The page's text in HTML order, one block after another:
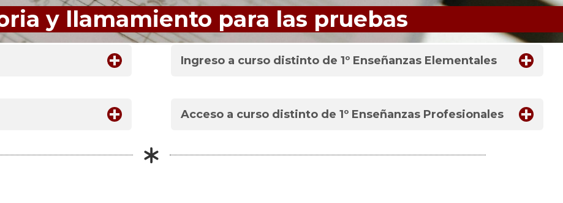
y llamamiento para las pruebas
Ingreso a curso distinto de 1º Enseñanzas Elementales
Acceso a curso distinto de 1º Enseñanzas Profesionales